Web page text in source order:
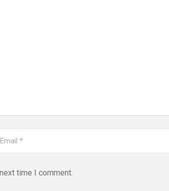
time I comment.